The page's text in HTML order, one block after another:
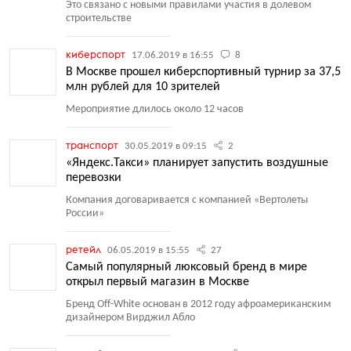
Это связано с новыми правилами участия в долевом
строительстве
киберспорт 17.06.2019 в 16:55 8
В Москве прошел киберспортивный турнир за 37,5
млн рублей для 10 зрителей
Мероприятие длилось около 12 часов
транспорт 30.05.2019 в 09:15 2
«Яндекс.Такси» планирует запустить воздушные
перевозки
Компания договаривается с компанией «Вертолеты
России»
ретейл 06.05.2019 в 15:55 27
Самый популярный люксовый бренд в мире
открыл первый магазин в Москве
Бренд Off-White основан в 2012 году афроамериканским
дизайнером Вирджил Абло